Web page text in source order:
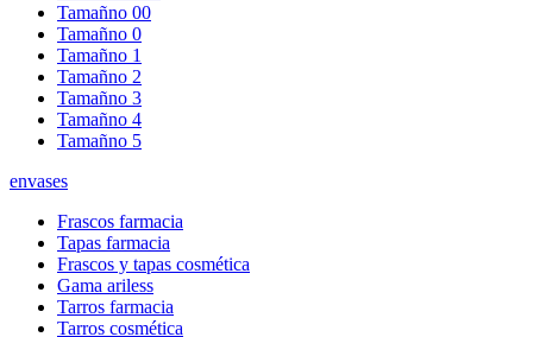
Tamañno 00
Tamañno 0
Tamañno 1
Tamañno 2
Tamañno 3
Tamañno 4
Tamañno 5
envases
Frascos farmacia
Tapas farmacia
Frascos y tapas cosmética
Gama ariless
Tarros farmacia
Tarros cosmética